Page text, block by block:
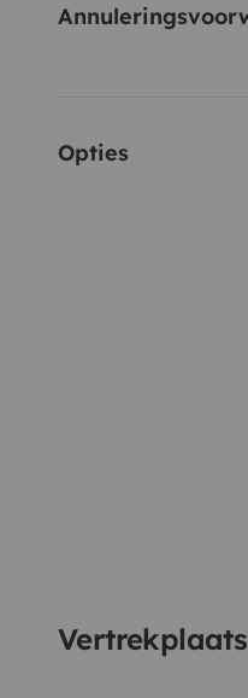
Opties
Vertrekplaats